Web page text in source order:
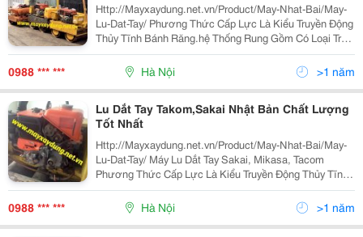
Http://Mayxaydung.net.vn/Product/May-Nhat-Bai/May-
Lu-Dat-Tay/ Phương Thức Cấp Lực Là Kiểu Truyền Động
Thủy Tĩnh Bánh Răng.hệ Thống Rung Gồm Có Loại Trục
Lệch Tâm Mọi Thông Tin Chi Tiết Về Sản Phẩm, Dịch
Vụ Của Chúng Tôi Xin Quý Khác
0988 *** *** Hà Nội >1 năm
Lu Dắt Tay Takom,Sakai Nhật Bản Chất Lượng
Tốt Nhất
Http://Mayxaydung.net.vn/Product/May-Nhat-Bai/May-
Lu-Dat-Tay/ Máy Lu Dắt Tay Sakai, Mikasa, Tacom
Phương Thức Cấp Lực Là Kiểu Truyền Động Thủy Tĩnh
Bánh Răng.hệ Thống Rung Gồm Có Loại Trục Lệch Tâm
Mọi Thông Tin Chi Tiết Về Sản Phẩm
0988 *** *** Hà Nội >1 năm